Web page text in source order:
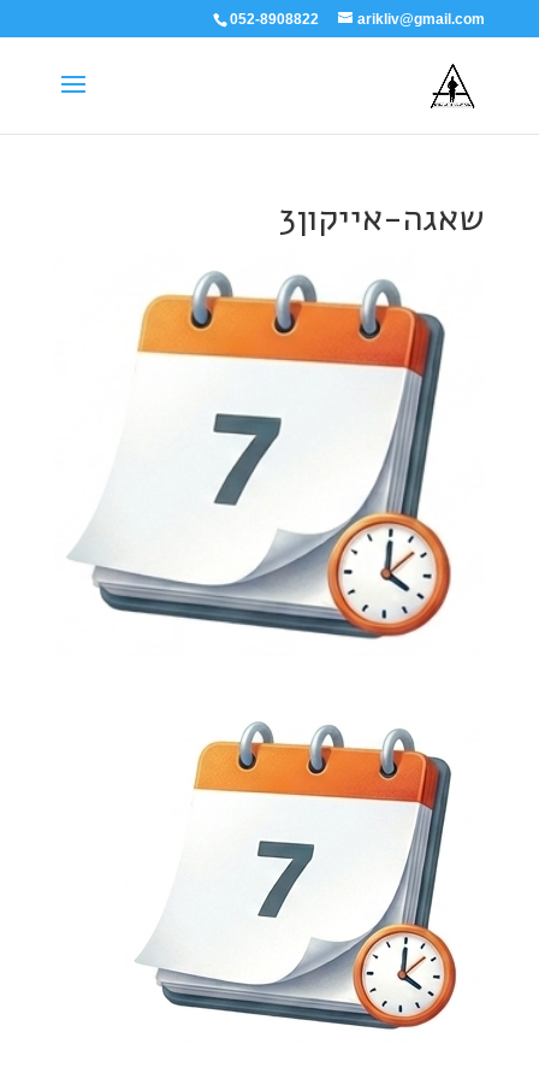
052-8908822 arikliv@gmail.com
שאגה-אייקון3